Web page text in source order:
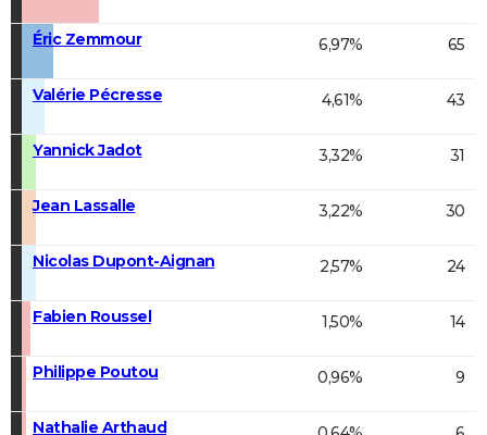
Éric Zemmour 6,97% 65
Valérie Pécresse 4,61% 43
Yannick Jadot 3,32% 31
Jean Lassalle 3,22% 30
Nicolas Dupont-Aignan 2,57% 24
Fabien Roussel 1,50% 14
Philippe Poutou 0,96% 9
Nathalie Arthaud